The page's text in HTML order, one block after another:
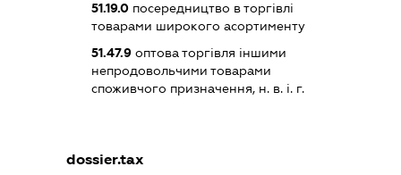
51.19.0посередництво в торгівлі
товарами широкого асортименту
51.47.9оптова торгівля іншими
непродовольчими товарами
споживчого призначення, н. в. і. г.
dossier.tax